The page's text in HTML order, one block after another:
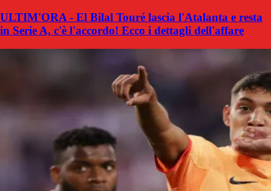
ULTIM'ORA - El Bilal Touré lascia l'Atalanta e resta
in Serie A, c'è l'accordo! Ecco i dettagli dell'affare